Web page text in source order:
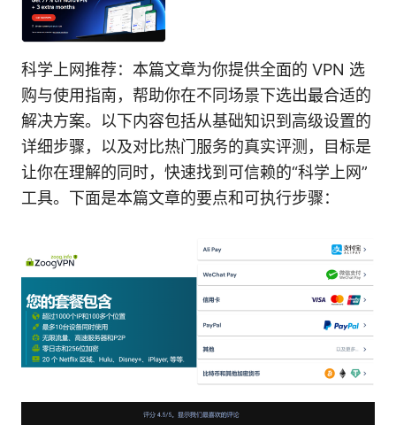
科学上网推荐：本篇文章为你提供全面的 VPN 选
购与使用指南，帮助你在不同场景下选出最合适的
解决方案。以下内容包括从基础知识到高级设置的
详细步骤，以及对比热门服务的真实评测，目标是
让你在理解的同时，快速找到可信赖的“科学上网”
工具。下面是本篇文章的要点和可执行步骤：